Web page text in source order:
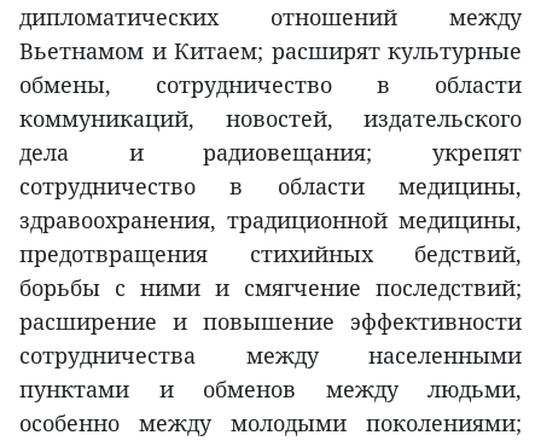
дипломатических отношений между
Вьетнамом и Китаем; расширят культурные
обмены, сотрудничество в области
коммуникаций, новостей, издательского
дела и радиовещания; укрепят
сотрудничество в области медицины,
здравоохранения, традиционной медицины,
предотвращения стихийных бедствий,
борьбы с ними и смягчение последствий;
расширение и повышение эффективности
сотрудничества между населенными
пунктами и обменов между людьми,
особенно между молодыми поколениями;